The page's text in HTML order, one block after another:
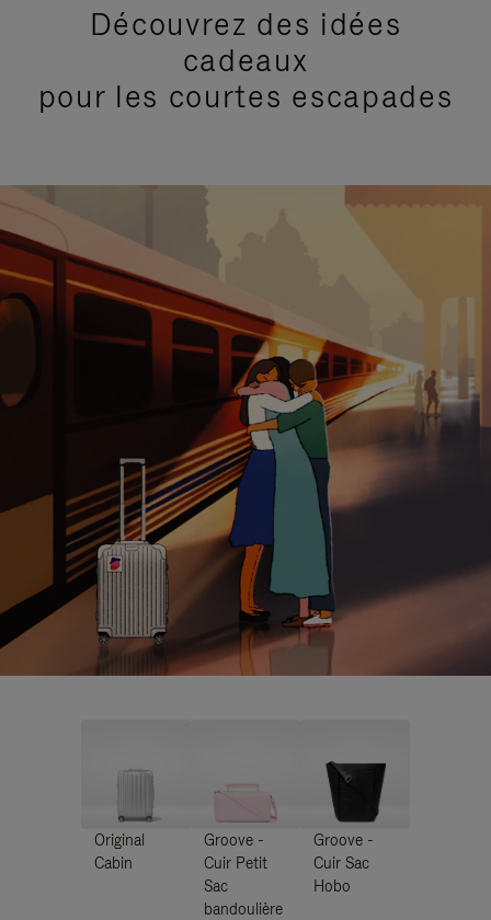
Découvrez des idées
cadeaux
pour les courtes escapades
Original
Cabin
Groove -
Cuir Petit
Sac
bandoulière
Groove -
Cuir Sac
Hobo